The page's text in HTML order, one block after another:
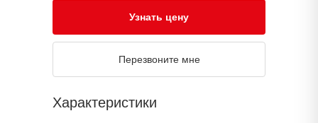
Узнать цену
Перезвоните мне
Характеристики